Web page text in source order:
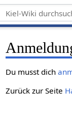
Du musst dich
Zurück zur Seite